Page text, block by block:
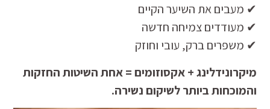
✔ מעבים את השיער הקיים
✔ מעודדים צמיחה חדשה
✔ משפרים ברק, עובי וחוזק
מיקרונידלינג + אקסוזומים = אחת השיטות החזקות
והמוכחות ביותר לשיקום נשירה.